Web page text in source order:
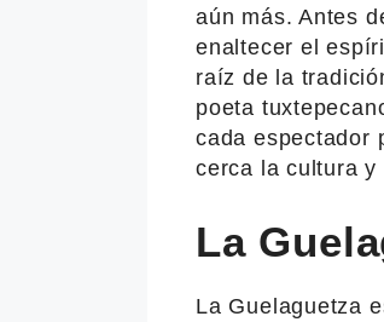
aún más. Antes
enaltecer el
raíz de la
poeta
cada espectador
cerca la cultura
La
La Guelaguetza